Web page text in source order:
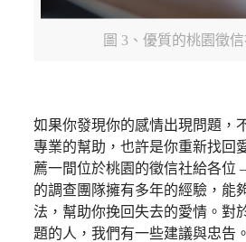
圖 3、優質的桃園徵信
如果你發現你的感情出現問題，
專業的幫助，也許是你重新找回
薦一間位於桃園的徵信社給各位
的調查團隊擁有多年的經驗，能
法，幫助你挽回失去的愛情。對
題的人，我們有一些建議與忠告